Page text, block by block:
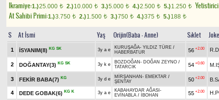
Ikramiye:1.)25.000 t 2.)10.000 t 3.)5.000 t 4.)2.500 t 5.)1.250 t
At Sahibi Primi:1.)3.750 t 2.)1.500 t 3.)750 t 4.)375 t 5.)188 t
S At İsmi Yaş Orijin(Baba - Anne) Sıklet
1 İSYANIM(8) KG SK 3y a e KURUŞAĞA- YILDIZ TÜRE /
HABERBATUR
56 +2.00
2 DOĞANTAY(3) KG SK 3y k e BOZDOĞAN - DOĞAN ZEYNO /
TATARCIK
54 +0.60
3 FEKİR BABA(7) KG 3y d e MİRŞANHAN - EMEKTAR /
ŞENTAY
50 +2.00
4 DEDE GOBAK(6) KG K 3y a e KABAHAYDAR AĞASI -
EVİNABLA / İBOHAN 55 +2.00